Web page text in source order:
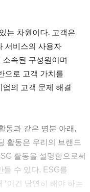
는 차원이다. 고객은
서비스의 사용자
속된 구성원이며
으로 고객 가치를
의 고객 문제 해결
동과 같은 명분 아래,
활동은 우리의 브랜드
활동을 설명함으로써
들 수 있다. ESG를
이건 당연히 해야 하는